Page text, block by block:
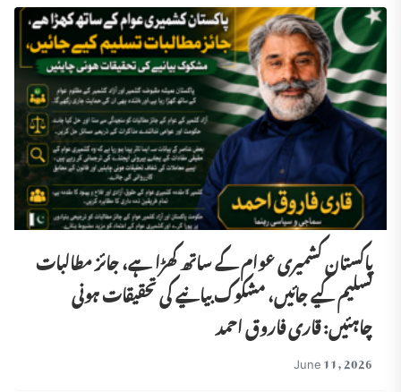
پاکستان کشمیری عوام کے ساتھ کھڑا ہے، جائز مطالبات
تسلیم کیے جائیں، مشکوک بیانیے کی تحقیقات ہونی
چاہئیں: قاری فاروق احمد
June 11, 2026